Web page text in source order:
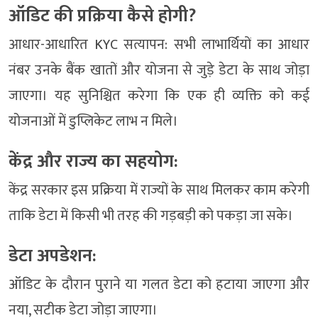
ऑडिट की प्रक्रिया कैसे होगी?
आधार-आधारित KYC सत्यापन: सभी लाभार्थियों का आधार
नंबर उनके बैंक खातों और योजना से जुड़े डेटा के साथ जोड़ा
जाएगा। यह सुनिश्चित करेगा कि एक ही व्यक्ति को कई
योजनाओं में डुप्लिकेट लाभ न मिले।
केंद्र और राज्य का सहयोग:
केंद्र सरकार इस प्रक्रिया में राज्यों के साथ मिलकर काम करेगी
ताकि डेटा में किसी भी तरह की गड़बड़ी को पकड़ा जा सके।
डेटा अपडेशन:
ऑडिट के दौरान पुराने या गलत डेटा को हटाया जाएगा और
नया, सटीक डेटा जोड़ा जाएगा।